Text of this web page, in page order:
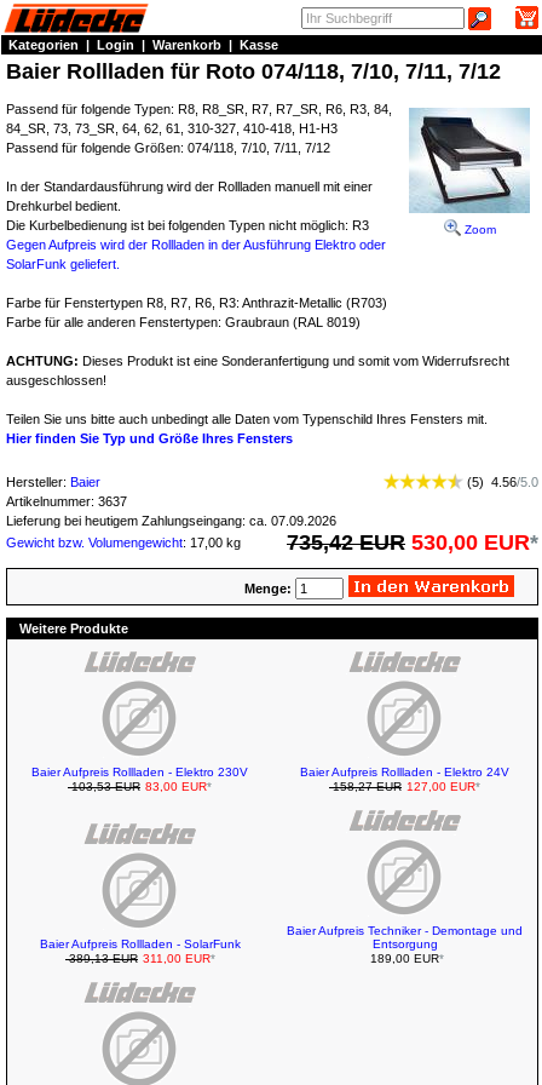
Kategorien | Login | Warenkorb | Kasse
Baier Rollladen für Roto 074/118, 7/10, 7/11, 7/12
Zoom
Passend für folgende Typen: R8, R8_SR, R7, R7_SR, R6, R3, 84,
84_SR, 73, 73_SR, 64, 62, 61, 310-327, 410-418, H1-H3
Passend für folgende Größen: 074/118, 7/10, 7/11, 7/12
In der Standardausführung wird der Rollladen manuell mit einer
Drehkurbel bedient.
Die Kurbelbedienung ist bei folgenden Typen nicht möglich: R3
Gegen Aufpreis wird der Rollladen in der Ausführung Elektro oder
SolarFunk geliefert.
Farbe für Fenstertypen R8, R7, R6, R3: Anthrazit-Metallic (R703)
Farbe für alle anderen Fenstertypen: Graubraun (RAL 8019)
ACHTUNG: Dieses Produkt ist eine Sonderanfertigung und somit vom Widerrufsrecht
ausgeschlossen!
Teilen Sie uns bitte auch unbedingt alle Daten vom Typenschild Ihres Fensters mit.
Hier finden Sie Typ und Größe Ihres Fensters
Hersteller: Baier (5) 4.56/5.0
Artikelnummer: 3637
Lieferung bei heutigem Zahlungseingang: ca. 07.09.2026
Gewicht bzw. Volumengewicht: 17,00 kg 735,42 EUR 530,00 EUR*
Menge:
Weitere Produkte
Baier Aufpreis Rollladen - Elektro 230V
103,53 EUR 83,00 EUR*
Baier Aufpreis Rollladen - Elektro 24V
158,27 EUR 127,00 EUR*
Baier Aufpreis Rollladen - SolarFunk
389,13 EUR 311,00 EUR*
Baier Aufpreis Techniker - Demontage und
Entsorgung
189,00 EUR*